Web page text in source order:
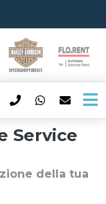
Service
della tua